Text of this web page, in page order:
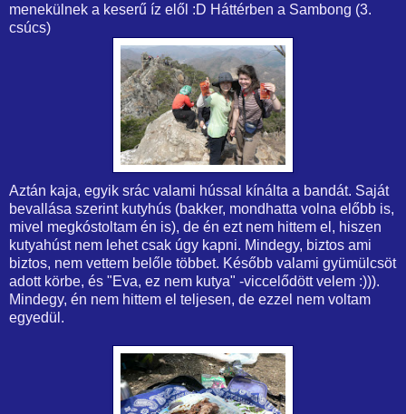
menekülnek a keserű íz elől :D Háttérben a Sambong (3.
csúcs)
Aztán kaja, egyik srác valami hússal kínálta a bandát. Saját
bevallása szerint kutyhús (bakker, mondhatta volna előbb is,
mivel megkóstoltam én is), de én ezt nem hittem el, hiszen
kutyahúst nem lehet csak úgy kapni. Mindegy, biztos ami
biztos, nem vettem belőle többet. Később valami gyümülcsöt
adott körbe, és "Eva, ez nem kutya" -viccelődött velem :))).
Mindegy, én nem hittem el teljesen, de ezzel nem voltam
egyedül.